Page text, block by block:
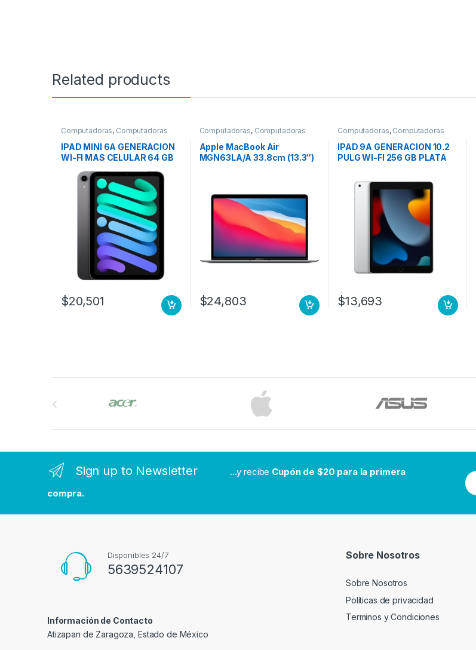
Related products
Computadoras, Computadoras
Portátiles
IPAD MINI 6A GENERACION
WI-FI MAS CELULAR 64 GB
$20,501
Computadoras, Computadoras
Portátiles
Apple MacBook Air
MGN63LA/A 33.8cm (13.3″)
256GB SSD – Gris – macOS
Big Sur – Pantalla Retina,
Tecnología True Tone,
Tecnología conmutación en
el mismo plano (In-plane
Switching, IPS) – 15Hor 8N
GPU 7N 256 GB SSD GRIS
$24,803
Computadoras, Computadoras
Portátiles
IPAD 9A GENERACION 10.2
PULG WI-FI 256 GB PLATA
$13,693
Sign up to Newsletter ...y recibe Cupón de $20 para la primera
compra.
N
e
w
Disponibles 24/7
5639524107
Información de Contacto
Atizapan de Zaragoza, Estado de México
Sobre Nosotros
Sobre Nosotros
Políticas de privacidad
Terminos y Condiciones